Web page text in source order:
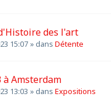
des l'art
15:07 » dans Détente
à Amsterdam
13:03 » dans Expositions